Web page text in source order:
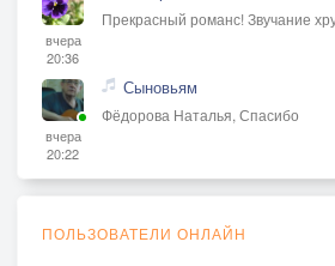
вчера
20:36
Прекрасный романс! Звучание
вчера
20:22
Сыновьям
Фёдорова Наталья, Спасибо
ПОЛЬЗОВАТЕЛИ ОНЛАЙН